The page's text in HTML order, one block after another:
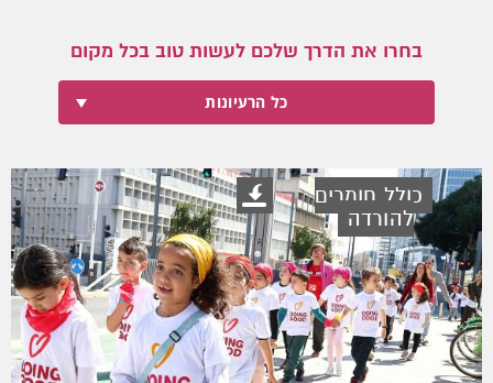
בחרו את הדרך שלכם לעשות טוב בכל מקום
כל הרעיונות
כולל חומרים
להורדה